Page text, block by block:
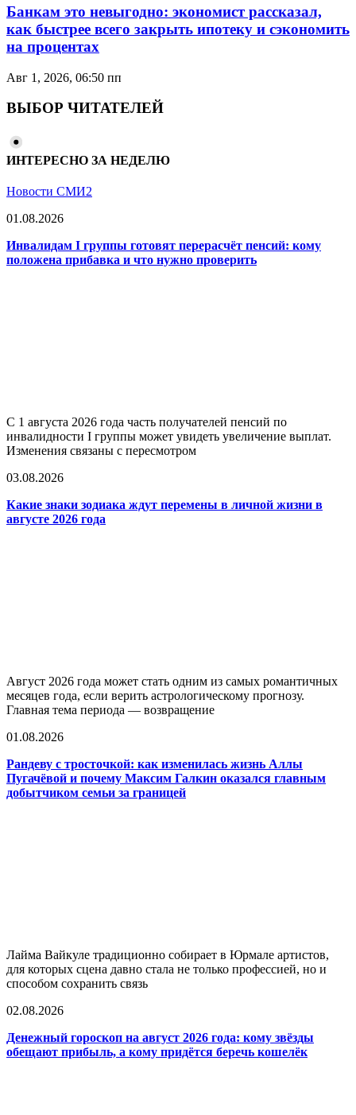
Банкам это невыгодно: экономист рассказал,
как быстрее всего закрыть ипотеку и сэкономить
на процентах
Авг 1, 2026, 06:50 пп
ВЫБОР ЧИТАТЕЛЕЙ
ИНТЕРЕСНО ЗА НЕДЕЛЮ
Новости СМИ2
01.08.2026
Инвалидам I группы готовят перерасчёт пенсий: кому
положена прибавка и что нужно проверить
С 1 августа 2026 года часть получателей пенсий по
инвалидности I группы может увидеть увеличение выплат.
Изменения связаны с пересмотром
03.08.2026
Какие знаки зодиака ждут перемены в личной жизни в
августе 2026 года
Август 2026 года может стать одним из самых романтичных
месяцев года, если верить астрологическому прогнозу.
Главная тема периода — возвращение
01.08.2026
Рандеву с тросточкой: как изменилась жизнь Аллы
Пугачёвой и почему Максим Галкин оказался главным
добытчиком семьи за границей
Лайма Вайкуле традиционно собирает в Юрмале артистов,
для которых сцена давно стала не только профессией, но и
способом сохранить связь
02.08.2026
Денежный гороскоп на август 2026 года: кому звёзды
обещают прибыль, а кому придётся беречь кошелёк